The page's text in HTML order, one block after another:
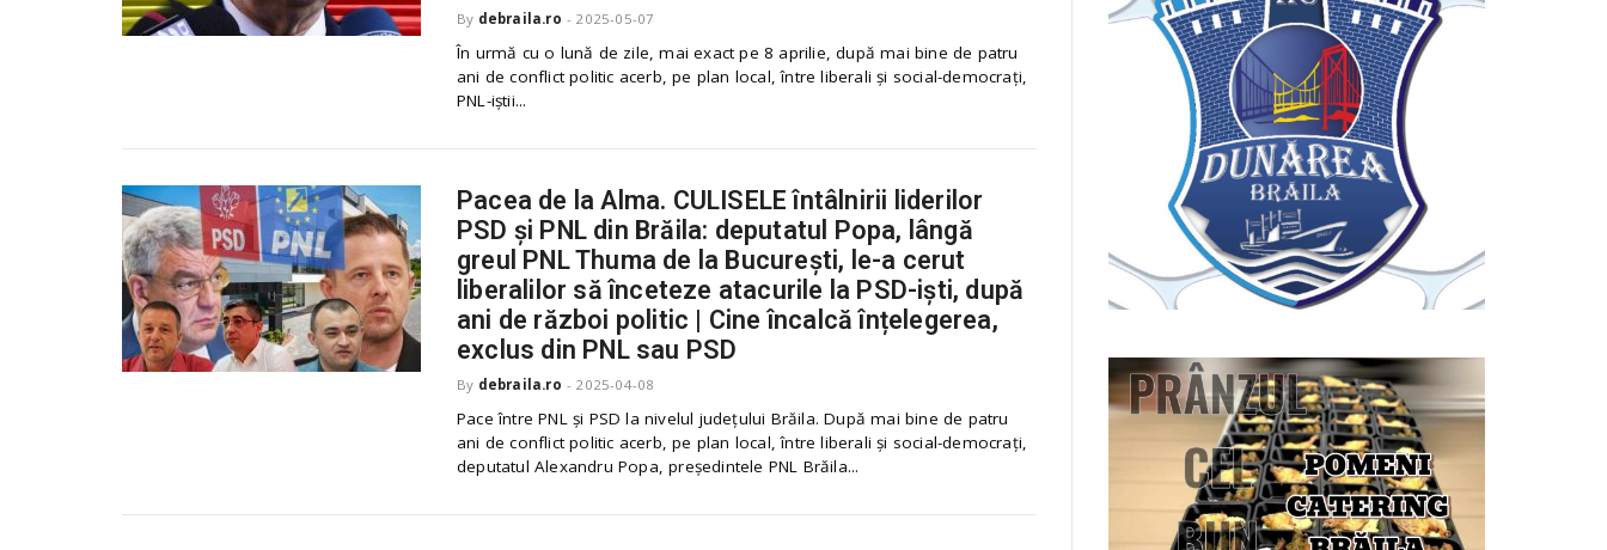
By debraila.ro - 2025-05-07
În urmă cu o lună de zile, mai exact pe 8 aprilie, după mai bine de patru
ani de conflict politic acerb, pe plan local, între liberali și social-democrați,
PNL-iștii...
Pacea de la Alma. CULISELE întâlnirii liderilor
PSD și PNL din Brăila: deputatul Popa, lângă
greul PNL Thuma de la București, le-a cerut
liberalilor să înceteze atacurile la PSD-iști, după
ani de război politic | Cine încalcă înțelegerea,
exclus din PNL sau PSD
By debraila.ro - 2025-04-08
Pace între PNL și PSD la nivelul județului Brăila. După mai bine de patru
ani de conflict politic acerb, pe plan local, între liberali și social-democrați,
deputatul Alexandru Popa, președintele PNL Brăila...